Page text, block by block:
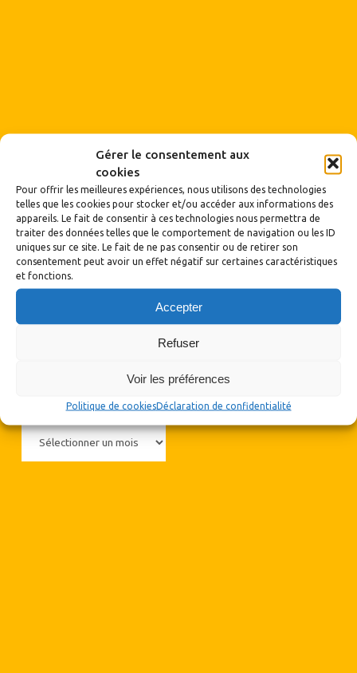
Gérer le consentement aux
cookies
Pour offrir les meilleures expériences, nous utilisons des technologies
telles que les cookies pour stocker et/ou accéder aux informations des
appareils. Le fait de consentir à ces technologies nous permettra de
traiter des données telles que le comportement de navigation ou les ID
uniques sur ce site. Le fait de ne pas consentir ou de retirer son
consentement peut avoir un effet négatif sur certaines caractéristiques
et fonctions.
Accepter
Refuser
Voir les préférences
Politique de cookiesDéclaration de confidentialité